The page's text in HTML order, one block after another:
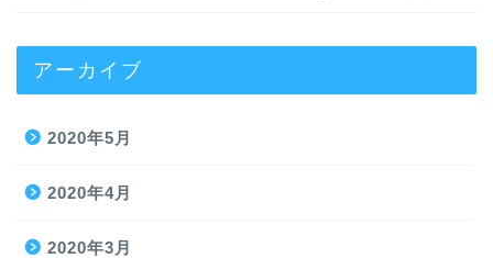
アーカイブ
2020年5月
2020年4月
2020年3月